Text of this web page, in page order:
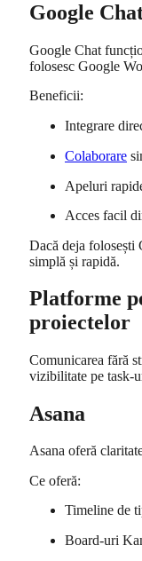
Google
Google Chat
folosesc Google
Beneficii:
Integrare
Colaborare
Apeluri
Acces facil
Dacă deja folosești
simplă și rapidă.
Platforme
proiectelor
Comunicarea fără
vizibilitate pe task-
Asana
Asana oferă
Ce oferă:
Timeline de
Board-uri